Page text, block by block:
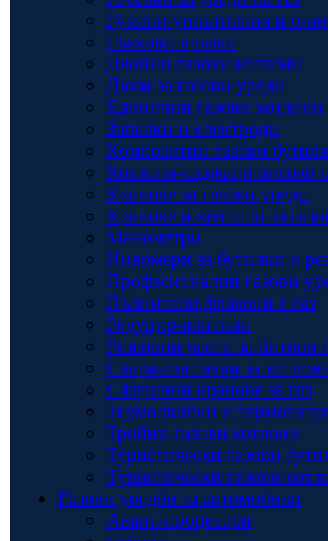
Гумени уплътнения и о-
Гъвкави връзки
Двойни газови котлони
Дюзи за газови уреди
Единични газови котлони
Запалки и електроди
Композитни газови
Котлони-саджаци високо
Кранове за газови уреди
Кранове и вентили за
Манометри
Нивомери за бутилки и
Професионални газови
Пълнители,флакони с газ
Редуцир-вентили
Резервни части за битови
Скари-поставки за
Сферични кранове за газ
Термодвойки и
Тройни газови котлони
Туристически газови
Туристически газови
Газови уредби за автомобили
Аванс-процесори